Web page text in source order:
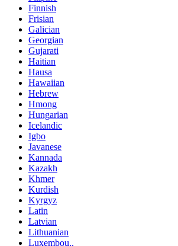
Finnish
Frisian
Galician
Georgian
Gujarati
Haitian
Hausa
Hawaiian
Hebrew
Hmong
Hungarian
Icelandic
Igbo
Javanese
Kannada
Kazakh
Khmer
Kurdish
Kyrgyz
Latin
Latvian
Lithuanian
Luxembou..